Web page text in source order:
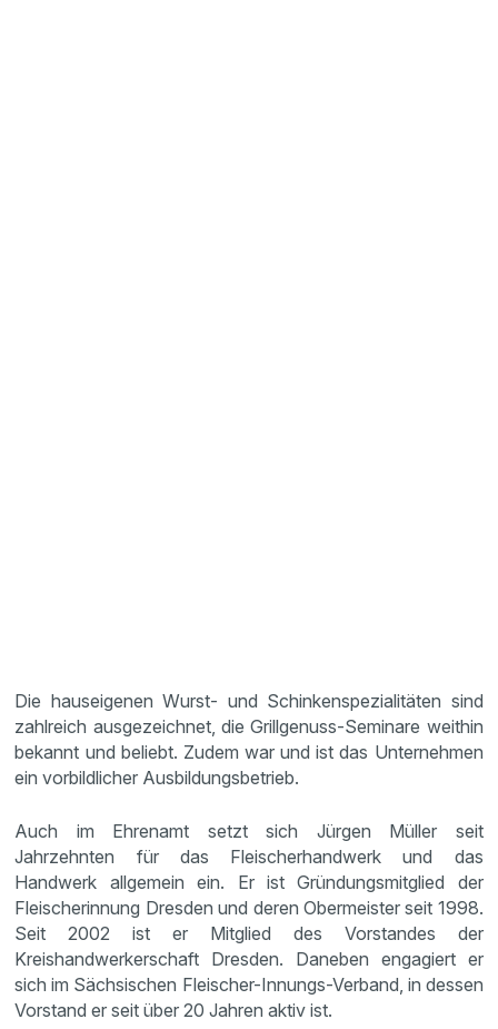
Die hauseigenen Wurst- und Schinkenspezialitäten sind
zahlreich ausgezeichnet, die Grillgenuss-Seminare weithin
bekannt und beliebt. Zudem war und ist das Unternehmen
ein vorbildlicher Ausbildungsbetrieb.
Auch im Ehrenamt setzt sich Jürgen Müller seit
Jahrzehnten für das Fleischerhandwerk und das
Handwerk allgemein ein. Er ist Gründungsmitglied der
Fleischerinnung Dresden und deren Obermeister seit 1998.
Seit 2002 ist er Mitglied des Vorstandes der
Kreishandwerkerschaft Dresden. Daneben engagiert er
sich im Sächsischen Fleischer-Innungs-Verband, in dessen
Vorstand er seit über 20 Jahren aktiv ist.